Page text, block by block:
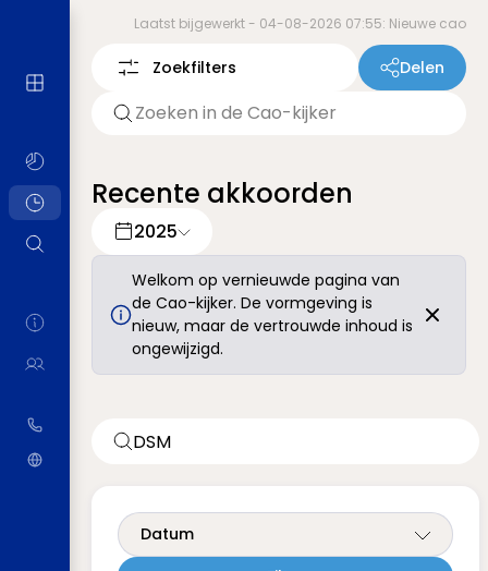
Laatst bijgewerkt - 04-08-2026 07:55: Nieuwe cao
Zoekfilters Delen
Recente akkoorden
2025
Welkom op vernieuwde pagina van
de Cao-kijker. De vormgeving is
nieuw, maar de vertrouwde inhoud is
ongewijzigd.
Datum